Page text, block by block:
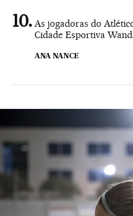
As jogadoras do
Cidade Esportiva
ANA NANCE